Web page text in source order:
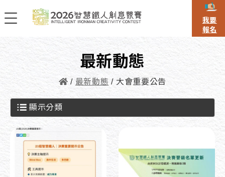
我要
報名
最新動態
最新動態 大會重要公告
顯示分類